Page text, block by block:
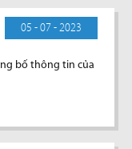
05 - 07 - 2023
bố thông tin của